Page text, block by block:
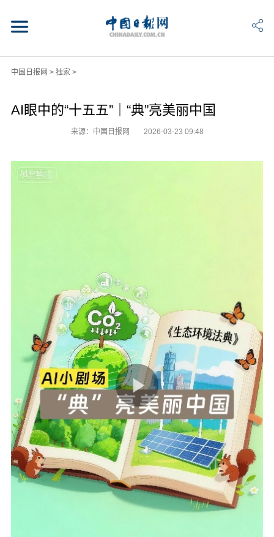
中国日报网 > 独家>
AI眼中的“十五五”｜“典”亮美丽中国
来源：中国日报网 2026-03-23 09:48